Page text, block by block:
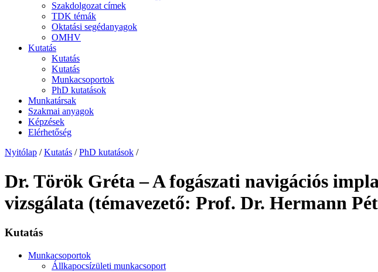
Szakdolgozat címek
TDK témák
Oktatási segédanyagok
OMHV
Kutatás
Kutatás
Kutatás
Munkacsoportok
PhD kutatások
Munkatársak
Szakmai anyagok
Képzések
Elérhetőség
Nyitólap / Kutatás / PhD kutatások /
Dr. Török Gréta – A fogászati navigációs
vizsgálata (témavezető: Prof. Dr. Hermann
Kutatás
Munkacsoportok
Állkapocsízületi munkacsoport